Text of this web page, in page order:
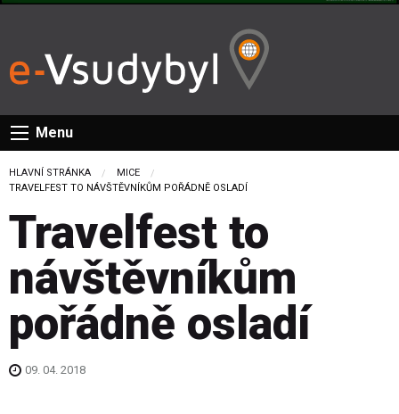
Menu
HLAVNÍ STRÁNKA
MICE
CURRENT:
TRAVELFEST TO NÁVŠTĚVNÍKŮM POŘÁDNĚ OSLADÍ
Travelfest to
návštěvníkům
pořádně osladí
09. 04. 2018